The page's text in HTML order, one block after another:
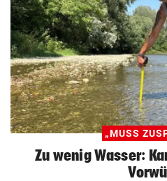
„MUSS
Zu wenig Wasser: